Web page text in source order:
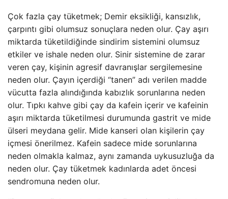
Çok fazla çay tüketmek; Demir eksikliği, kansızlık,
çarpıntı gibi olumsuz sonuçlara neden olur. Çay aşırı
miktarda tüketildiğinde sindirim sistemini olumsuz
etkiler ve ishale neden olur. Sinir sistemine de zarar
veren çay, kişinin agresif davranışlar sergilemesine
neden olur. Çayın içerdiği “tanen” adı verilen madde
vücutta fazla alındığında kabızlık sorunlarına neden
olur. Tıpkı kahve gibi çay da kafein içerir ve kafeinin
aşırı miktarda tüketilmesi durumunda gastrit ve mide
ülseri meydana gelir. Mide kanseri olan kişilerin çay
içmesi önerilmez. Kafein sadece mide sorunlarına
neden olmakla kalmaz, aynı zamanda uykusuzluğa da
neden olur. Çay tüketmek kadınlarda adet öncesi
sendromuna neden olur.